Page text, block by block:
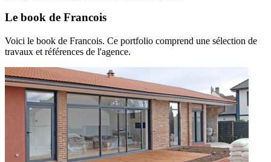
Le book de Francois
Voici le book de Francois. Ce portfolio comprend une sélection de
travaux et références de l'agence.